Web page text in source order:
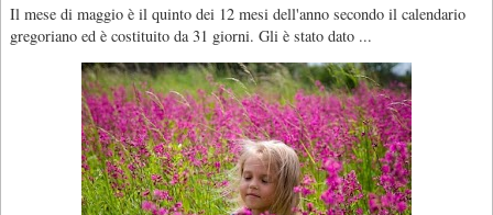
Il mese di maggio è il quinto dei 12 mesi dell'anno secondo il calendario
gregoriano ed è costituito da 31 giorni. Gli è stato dato ...